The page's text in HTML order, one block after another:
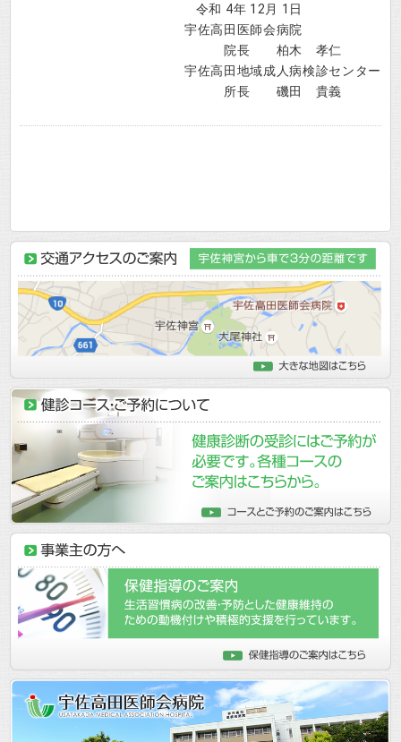
令和 4年 12月 1日
宇佐高田医師会病院
院長 柏木 孝仁
宇佐高田地域成人病検診センター
所長 磯田 貴義